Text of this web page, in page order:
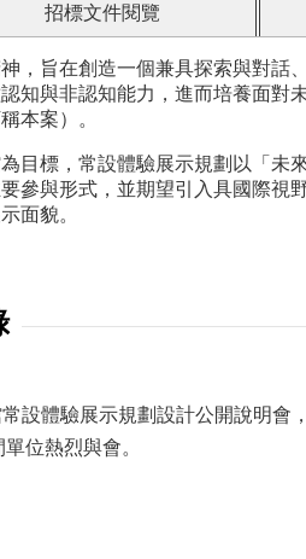
招標文件閱覽
，旨在創造一個兼具探索與對話
知與非認知能力，進而培養面對
本案）。
目標，常設體驗展示規劃以「未
參與形式，並期望引入具國際視
面貌。
設體驗展示規劃設計公開說明會
位熱烈與會。